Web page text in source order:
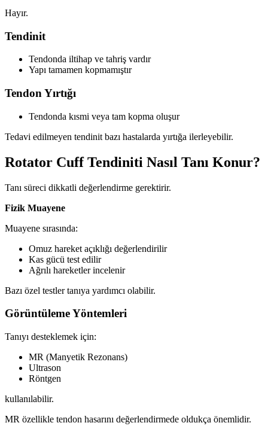
Hayır.
Tendinit
Tendonda iltihap ve tahriş vardır
Yapı tamamen kopmamıştır
Tendon Yırtığı
Tendonda kısmi veya tam kopma oluşur
Tedavi edilmeyen tendinit bazı hastalarda yırtığa ilerleyebilir.
Rotator Cuff Tendiniti Nasıl Tanı Konur?
Tanı süreci dikkatli değerlendirme gerektirir.
Fizik Muayene
Muayene sırasında:
Omuz hareket açıklığı değerlendirilir
Kas gücü test edilir
Ağrılı hareketler incelenir
Bazı özel testler tanıya yardımcı olabilir.
Görüntüleme Yöntemleri
Tanıyı desteklemek için:
MR (Manyetik Rezonans)
Ultrason
Röntgen
kullanılabilir.
MR özellikle tendon hasarını değerlendirmede oldukça önemlidir.